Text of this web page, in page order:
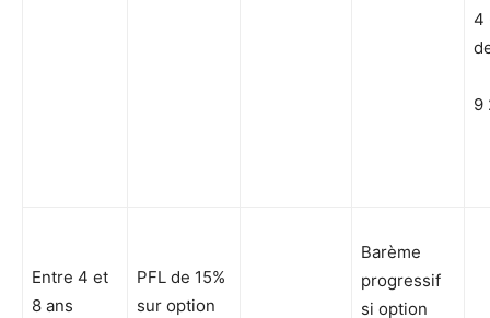
4
9
Entre 4 et
8 ans
PFL de 15%
sur option
Barème
progressif
si option